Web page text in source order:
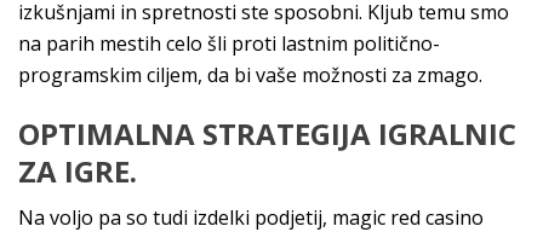
izkušnjami in spretnosti ste sposobni. Kljub temu smo
na parih mestih celo šli proti lastnim politično-
programskim ciljem, da bi vaše možnosti za zmago.
OPTIMALNA STRATEGIJA IGRALNIC
ZA IGRE.
Na voljo pa so tudi izdelki podjetij, magic red casino